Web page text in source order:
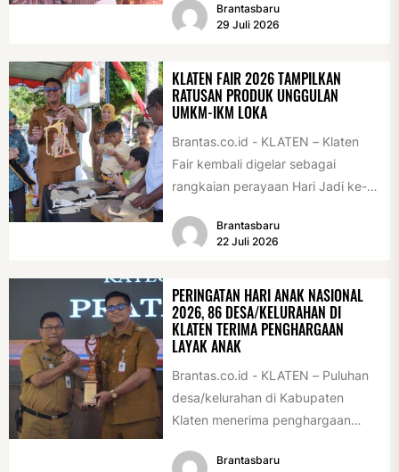
di Alun-alun Klaten, Selasa
(28/7/2026)....
Brantasbaru
29 Juli 2026
KLATEN FAIR 2026 TAMPILKAN
RATUSAN PRODUK UNGGULAN
UMKM-IKM LOKA
Brantas.co.id - KLATEN – Klaten
Fair kembali digelar sebagai
rangkaian perayaan Hari Jadi ke-
Acara ini digelar...
Brantasbaru
22 Juli 2026
PERINGATAN HARI ANAK NASIONAL
2026, 86 DESA/KELURAHAN DI
KLATEN TERIMA PENGHARGAAN
LAYAK ANAK
Brantas.co.id - KLATEN – Puluhan
desa/kelurahan di Kabupaten
Klaten menerima penghargaan
2026. Penghargaan tersebut
Brantasbaru